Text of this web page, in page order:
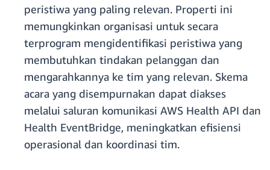
peristiwa yang paling relevan. Properti ini
memungkinkan organisasi untuk secara
terprogram mengidentifikasi peristiwa yang
membutuhkan tindakan pelanggan dan
mengarahkannya ke tim yang relevan. Skema
acara yang disempurnakan dapat diakses
melalui saluran komunikasi AWS Health API dan
Health EventBridge, meningkatkan efisiensi
operasional dan koordinasi tim.